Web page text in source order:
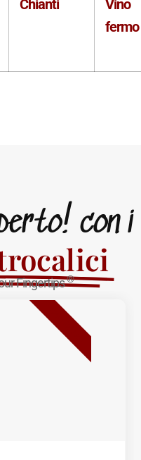
Chianti
Vino
fermo
con i
Fingertips®
BESTSELLER